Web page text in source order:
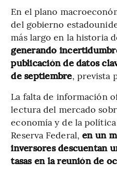
En el plano
del gobierno
más largo en la historia
generando
publicación de datos
de septiembre, prevista
La falta de información
lectura del mercado
economía y de la
Reserva Federal,en un
inversores descuentan
tasas en la reunión de